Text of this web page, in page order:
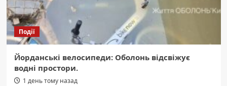
Події
Йорданські велосипеди: Оболонь відсвіжує
водні простори.
1 день тому назад